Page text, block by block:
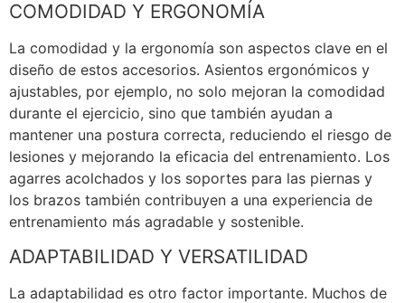
COMODIDAD Y ERGONOMÍA
La comodidad y la ergonomía son aspectos clave en el
diseño de estos accesorios. Asientos ergonómicos y
ajustables, por ejemplo, no solo mejoran la comodidad
durante el ejercicio, sino que también ayudan a
mantener una postura correcta, reduciendo el riesgo de
lesiones y mejorando la eficacia del entrenamiento. Los
agarres acolchados y los soportes para las piernas y
los brazos también contribuyen a una experiencia de
entrenamiento más agradable y sostenible.
ADAPTABILIDAD Y VERSATILIDAD
La adaptabilidad es otro factor importante. Muchos de